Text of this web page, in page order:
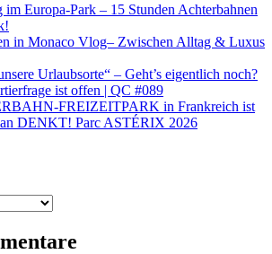
im Europa-Park – 15 Stunden Achterbahnen
in Monaco Vlog– Zwischen Alltag & Luxus
Urlaubsorte“ – Geht’s eigentlich noch?
ist offen | QC #089
FREIZEITPARK in Frankreich ist
DENKT! Parc ASTÉRIX 2026